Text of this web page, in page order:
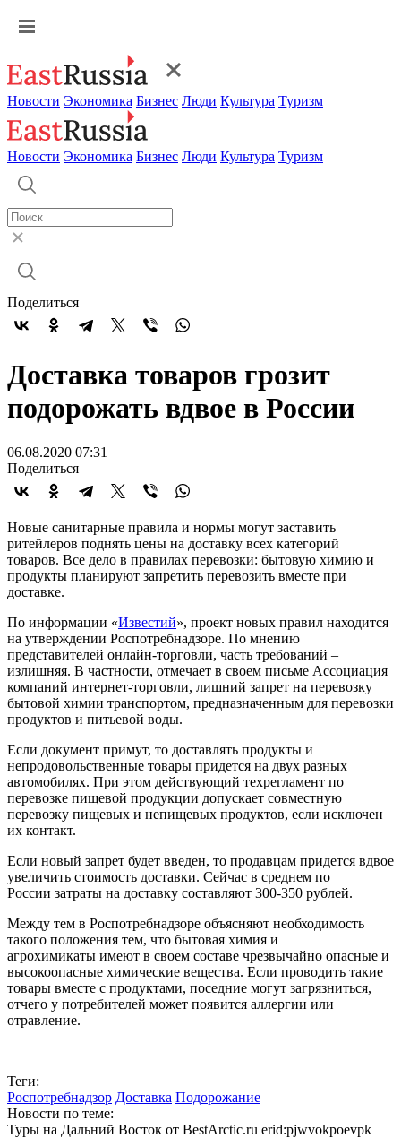
Новости Экономика Бизнес Люди Культура Туризм
Новости Экономика Бизнес Люди Культура Туризм
Поделиться
Доставка товаров грозит
подорожать вдвое в России
06.08.2020 07:31
Поделиться
Новые санитарные правила и нормы могут заставить
ритейлеров поднять цены на доставку всех категорий
товаров. Все дело в правилах перевозки: бытовую химию и
продукты планируют запретить перевозить вместе при
доставке.
По информации «Известий», проект новых правил находится
на утверждении Роспотребнадзоре. По мнению
представителей онлайн-торговли, часть требований –
излишняя. В частности, отмечает в своем письме Ассоциация
компаний интернет-торговли, лишний запрет на перевозку
бытовой химии транспортом, предназначенным для перевозки
продуктов и питьевой воды.
Если документ примут, то доставлять продукты и
непродовольственные товары придется на двух разных
автомобилях. При этом действующий техрегламент по
перевозке пищевой продукции допускает совместную
перевозку пищевых и непищевых продуктов, если исключен
их контакт.
Если новый запрет будет введен, то продавцам придется вдвое
увеличить стоимость доставки. Сейчас в среднем по
России затраты на доставку составляют 300-350 рублей.
Между тем в Роспотребнадзоре объясняют необходимость
такого положения тем, что бытовая химия и
агрохимикаты имеют в своем составе чрезвычайно опасные и
высокоопасные химические вещества. Если проводить такие
товары вместе с продуктами, поседние могут загрязниться,
отчего у потребителей может появится аллергии или
отравление.
Теги:
Роспотребнадзор Доставка Подорожание
Новости по теме:
Туры на Дальний Восток от BestArctic.ru erid:pjwvokpoevpk